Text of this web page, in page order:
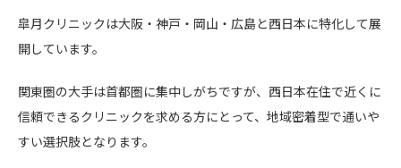
皐月クリニックは大阪・神戸・岡山・広島と西日本に特化して展
開しています。
関東圏の大手は首都圏に集中しがちですが、西日本在住で近くに
信頼できるクリニックを求める方にとって、地域密着型で通いや
すい選択肢となります。